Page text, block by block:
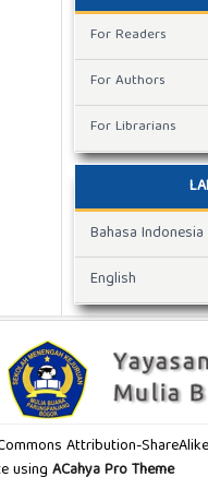
For Readers
For Authors
For Librarians
Bahasa Indonesia
English
Attribution-
using ACahya Pro Theme